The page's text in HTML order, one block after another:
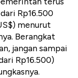
Rp16.500
menurut
Berangkat
jangan sampai
Rp16.500)